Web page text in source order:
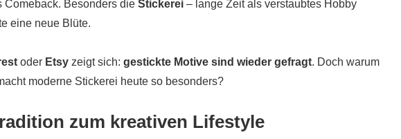
Comeback. Besonders die Stickerei – lange Zeit als verstaubtes Hobby
eine neue Blüte.
oder Etsy zeigt sich: gestickte Motive sind wieder gefragt. Doch warum
moderne Stickerei heute so besonders?
zum kreativen Lifestyle